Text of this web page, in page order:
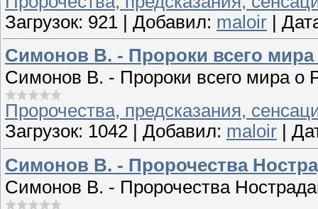
Загрузок: 921 | Добавил: maloir |
Симонов В. - Пророки всего мира
Симонов В. - Пророки всего мира о
Пророчества, предсказания,
Загрузок: 1042 Добавил: maloir
Симонов В. - Пророчества
Симонов В. - Пророчества